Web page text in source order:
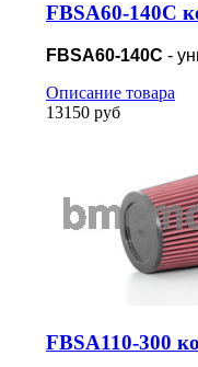
FBSA60-140C
FBSA60-140C -
Описание товара
13150 руб
FBSA110-300